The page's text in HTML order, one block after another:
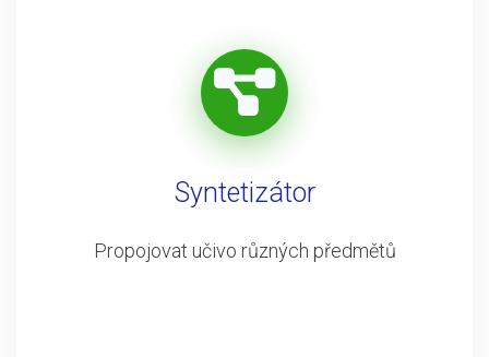
Syntetizátor
Propojovat učivo různých předmětů